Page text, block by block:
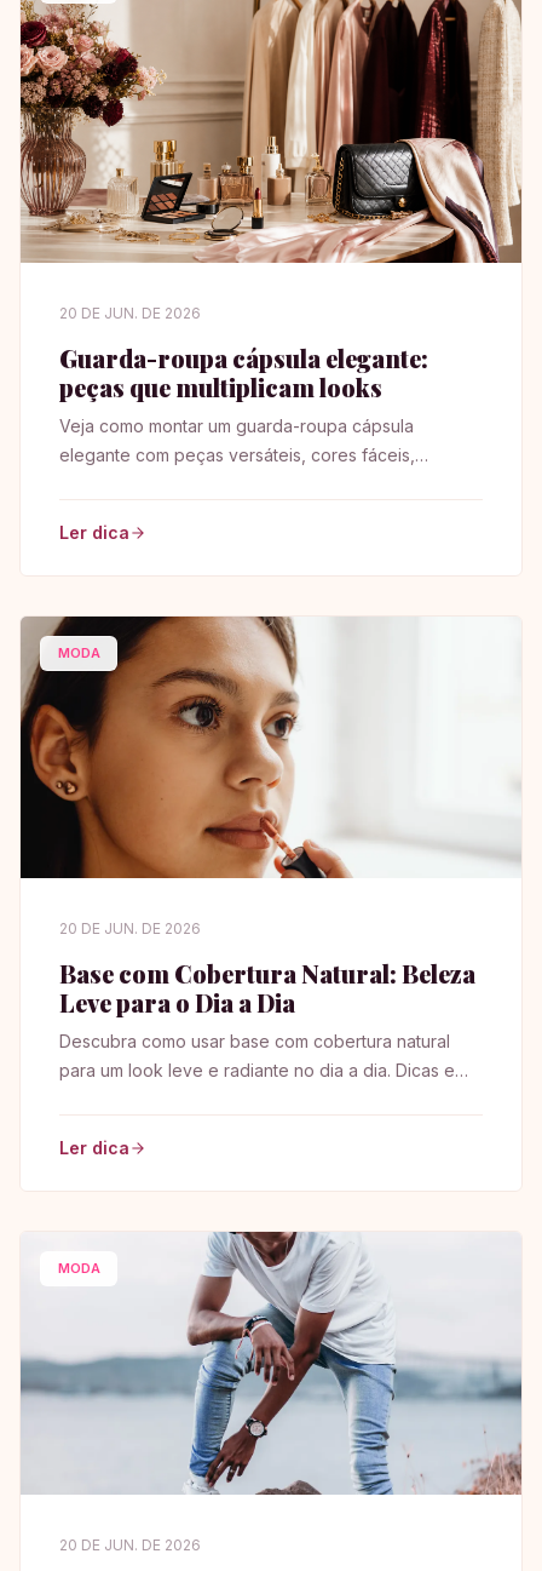
20 DE JUN. DE 2026
Guarda-roupa cápsula elegante:
peças que multiplicam looks
Veja como montar um guarda-roupa cápsula
elegante com peças versáteis, cores fáceis,
Ler dica
MODA
20 DE JUN. DE 2026
Base com Cobertura Natural: Beleza
Leve para o Dia a Dia
Descubra como usar base com cobertura natural
para um look leve e radiante no dia a dia. Dicas e
Ler dica
MODA
20 DE JUN. DE 2026